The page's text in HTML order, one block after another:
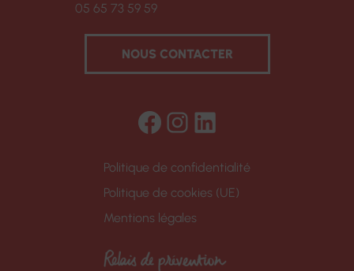
05 65 73 59 59
NOUS CONTACTER
Facebook
Instagram
LinkedIn
Politique de confidentialité
Politique de cookies (UE)
Mentions légales